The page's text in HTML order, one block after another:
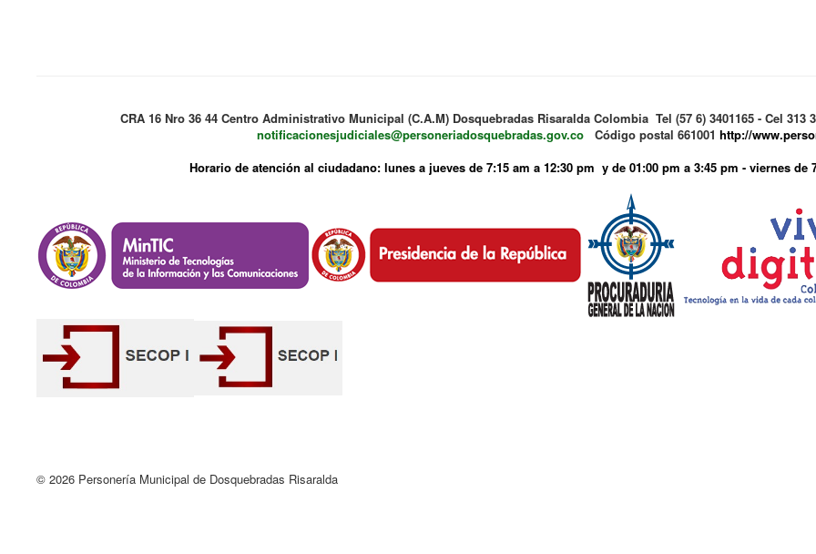
CRA 16 Nro 36 44 Centro Administrativo Municipal (C.A.M) Dosquebradas Risaralda Colombia Tel (57 6) 3401165 - Cel 313
notificacionesjudiciales@personeriadosquebradas.gov.coCódigo postal 661001 http://
Horario de atención al ciudadano: lunes a jueves de 7:15 am a 12:30 pm y de 01:00 pm a 3:45 pm - viernes de
© 2026 Personería Municipal de Dosquebradas Risaralda